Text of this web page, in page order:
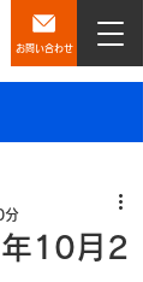
お問い合わせ
10月2
分